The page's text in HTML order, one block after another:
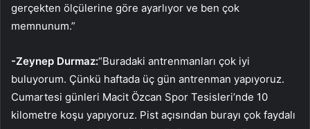
gerçekten ölçülerine göre ayarlıyor ve ben çok
memnunum.”
-Zeynep Durmaz:“Buradaki antrenmanları çok iyi
buluyorum. Çünkü haftada üç gün antrenman yapıyoruz.
Cumartesi günleri Macit Özcan Spor Tesisleri’nde 10
kilometre koşu yapıyoruz. Pist açısından burayı çok faydalı